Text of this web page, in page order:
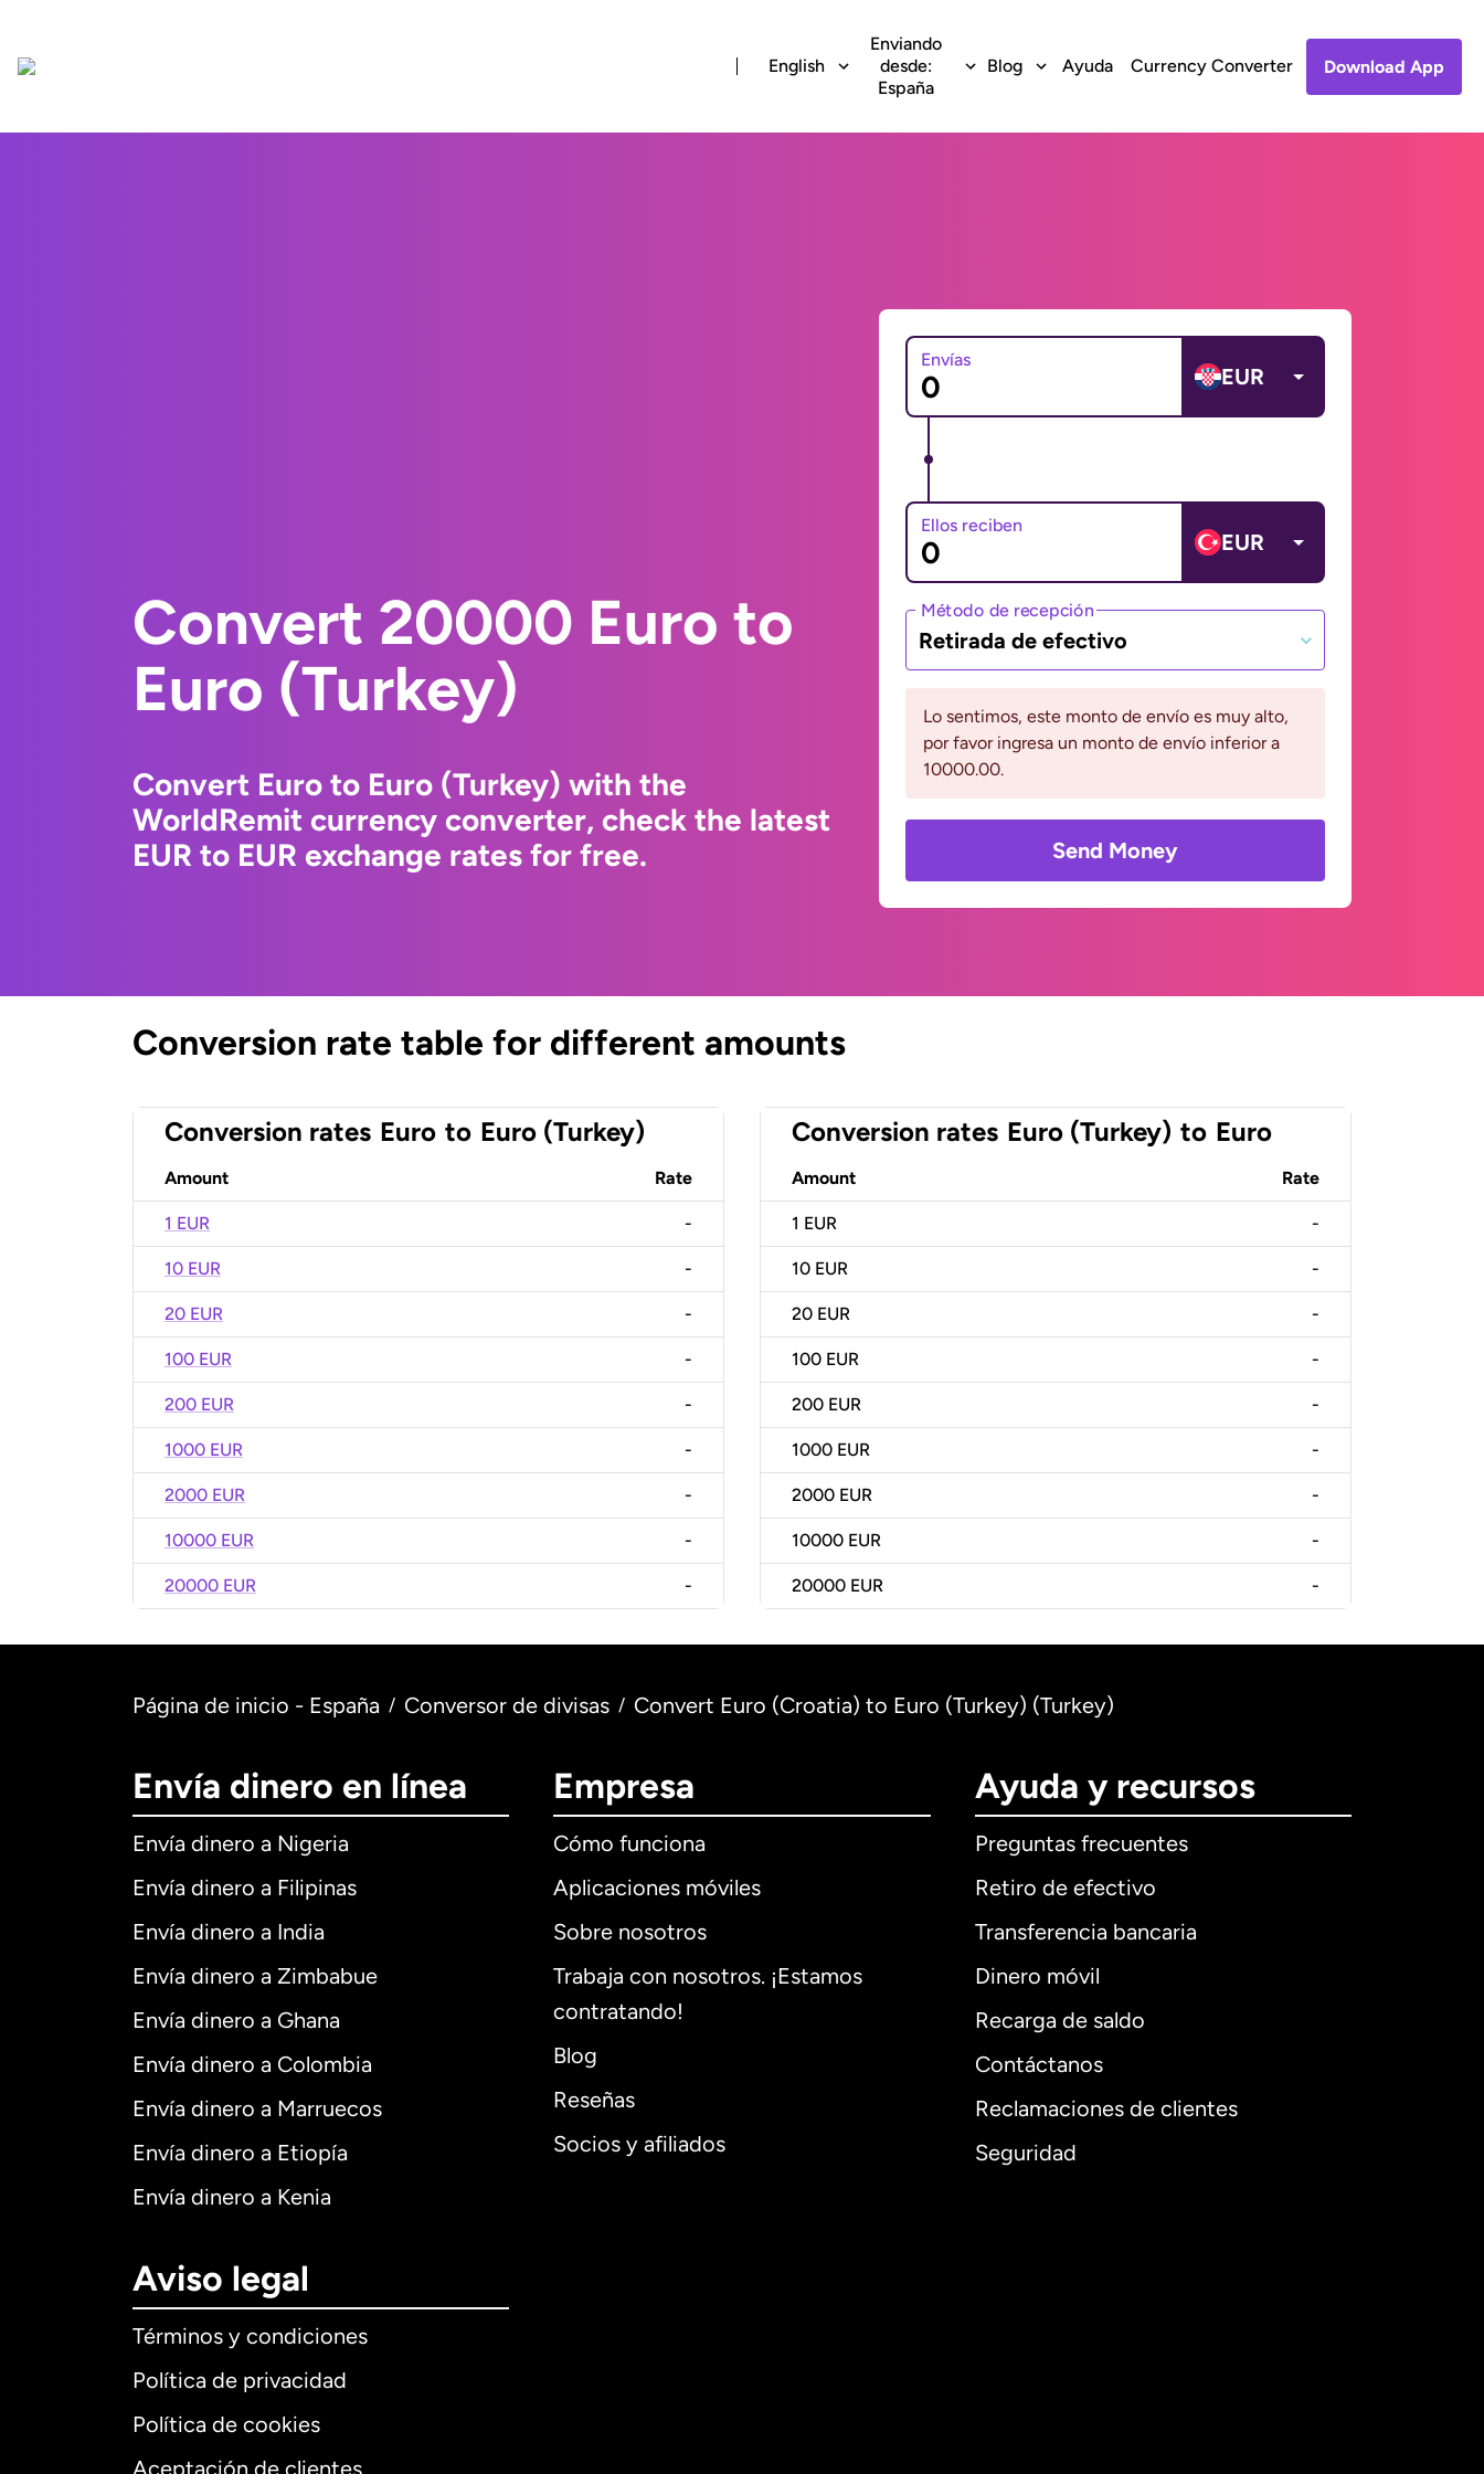
English
Enviando
desde:
España
Blog Ayuda Currency Converter Download App
Convert 20000 Euro to
Euro (Turkey)
Convert Euro to Euro (Turkey) with the
WorldRemit currency converter, check the latest
EUR to EUR exchange rates for free.
Envías
EUR
Ellos reciben
EUR
Método de recepción
Retirada de efectivo
Lo sentimos, este monto de envío es muy alto,
por favor ingresa un monto de envío inferior a
10000.00.
Send Money
Conversion rate table for different amounts
Conversion rates Euro to Euro (Turkey)
Amount Rate
1 EUR -
10 EUR -
20 EUR -
100 EUR -
200 EUR -
1000 EUR -
2000 EUR -
10000 EUR -
20000 EUR -
Conversion rates Euro (Turkey) to Euro
Amount Rate
1 EUR -
10 EUR -
20 EUR -
100 EUR -
200 EUR -
1000 EUR -
2000 EUR -
10000 EUR -
20000 EUR -
Página de inicio - España / Conversor de divisas / Convert Euro (Croatia) to Euro (Turkey) (Turkey)
Envía dinero en línea
Envía dinero a Nigeria
Envía dinero a Filipinas
Envía dinero a India
Envía dinero a Zimbabue
Envía dinero a Ghana
Envía dinero a Colombia
Envía dinero a Marruecos
Envía dinero a Etiopía
Envía dinero a Kenia
Empresa
Cómo funciona
Aplicaciones móviles
Sobre nosotros
Trabaja con nosotros. ¡Estamos
contratando!
Blog
Reseñas
Socios y afiliados
Ayuda y recursos
Preguntas frecuentes
Retiro de efectivo
Transferencia bancaria
Dinero móvil
Recarga de saldo
Contáctanos
Reclamaciones de clientes
Seguridad
Aviso legal
Términos y condiciones
Política de privacidad
Política de cookies